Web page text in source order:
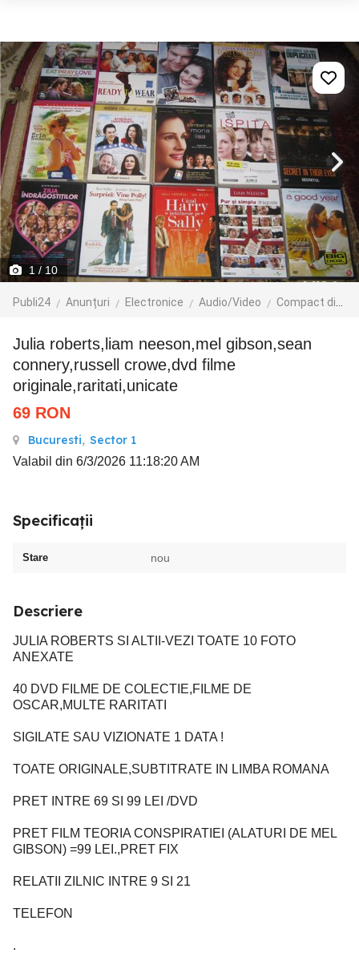
1 / 10
Publi24 Anunțuri Electronice Audio/Video Compact discuri
Julia roberts,liam neeson,mel gibson,sean
connery,russell crowe,dvd filme
originale,raritati,unicate
69 RON
Bucuresti, Sector 1
Valabil din 6/3/2026 11:18:20 AM
Specificații
Stare nou
Descriere
JULIA ROBERTS SI ALTII-VEZI TOATE 10 FOTO
ANEXATE
40 DVD FILME DE COLECTIE,FILME DE
OSCAR,MULTE RARITATI
SIGILATE SAU VIZIONATE 1 DATA !
TOATE ORIGINALE,SUBTITRATE IN LIMBA ROMANA
PRET INTRE 69 SI 99 LEI /DVD
PRET FILM TEORIA CONSPIRATIEI (ALATURI DE MEL
GIBSON) =99 LEI.,PRET FIX
RELATII ZILNIC INTRE 9 SI 21
TELEFON
.